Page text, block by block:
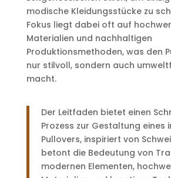
modische Kleidungsstücke zu
Fokus liegt dabei oft auf
Materialien und nachhaltigen
Produktionsmethoden, was den
nur stilvoll, sondern auch
macht.
Der Leitfaden bietet einen
Prozess zur Gestaltung eines
Pullovers, inspiriert von
betont die Bedeutung von
modernen Elementen,